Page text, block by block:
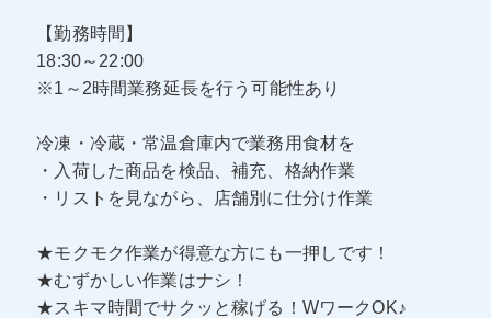
【勤務時間】
18:30～22:00
※1～2時間業務延長を行う可能性あり
冷凍・冷蔵・常温倉庫内で業務用食材を
・入荷した商品を検品、補充、格納作業
・リストを見ながら、店舗別に仕分け作業
★モクモク作業が得意な方にも一押しです！
★むずかしい作業はナシ！
★スキマ時間でサクッと稼げる！WワークOK♪